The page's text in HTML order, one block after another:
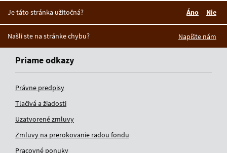
Je táto stránka užitočná?
Áno
Nie
Našli ste na stránke chybu?
Napíšte nám
Priame odkazy
Právne predpisy
Tlačivá a žiadosti
Uzatvorené zmluvy
Zmluvy na prerokovanie radou fondu
Pracovné ponuky